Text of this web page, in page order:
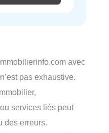
avec
pas exhaustive.
services liés peut
des erreurs.